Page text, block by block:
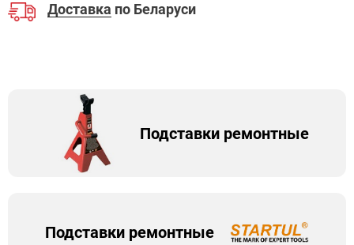
Доставка по Беларуси
Подставки ремонтные
Подставки ремонтные